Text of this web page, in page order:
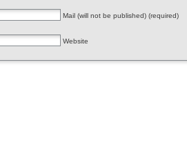
Mail (will not be published) (required)
Website